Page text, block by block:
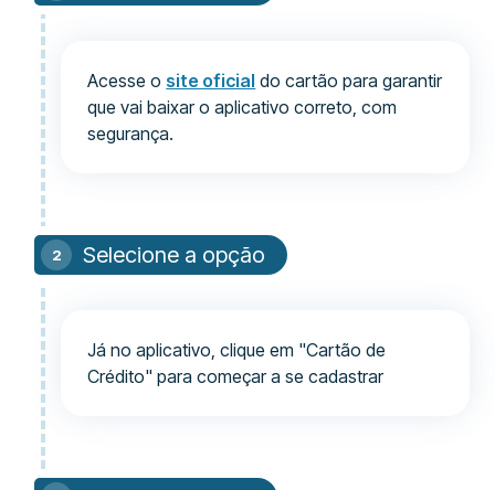
Acesse o site oficial do cartão para garantir
que vai baixar o aplicativo correto, com
segurança.
Selecione a opção
Já no aplicativo, clique em "Cartão de
Crédito" para começar a se cadastrar